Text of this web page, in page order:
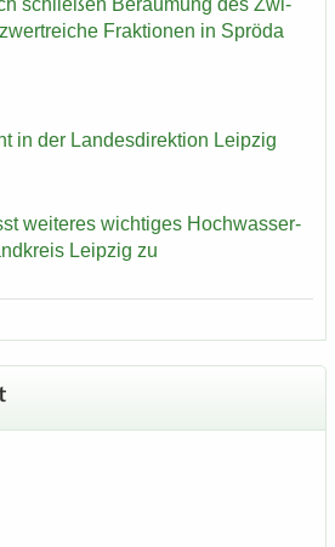
Frak­tio­nen in Sprö­da
in der Lan­des­di­rek­ti­on Leip­zig
wei­te­res wich­ti­ges Hoch­was­ser­
Leip­zig zu